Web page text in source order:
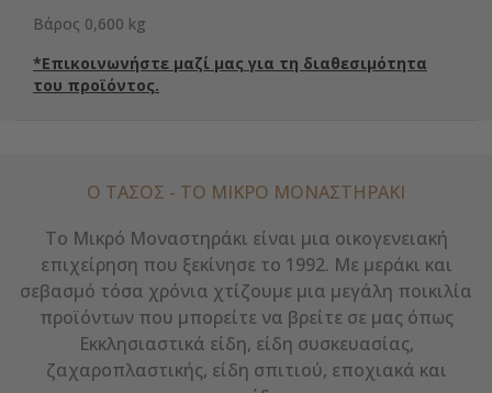
Βάρος 0,600 kg
*Επικοινωνήστε μαζί μας για τη διαθεσιμότητα
του προϊόντος.
Ο ΤΑΣΟΣ - ΤΟ ΜΙΚΡΌ ΜΟΝΑΣΤΗΡΆΚΙ
Το Μικρό Μοναστηράκι είναι μια οικογενειακή
επιχείρηση που ξεκίνησε το 1992. Με μεράκι και
σεβασμό τόσα χρόνια χτίζουμε μια μεγάλη ποικιλία
προϊόντων που μπορείτε να βρείτε σε μας όπως
Εκκλησιαστικά είδη, είδη συσκευασίας,
ζαχαροπλαστικής, είδη σπιτιού, εποχιακά και